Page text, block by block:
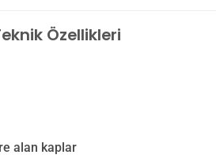
Özellikleri
alan kaplar